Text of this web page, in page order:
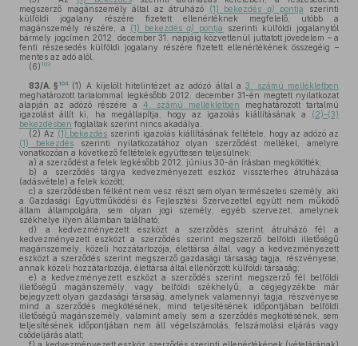
megszerző magánszemély által az átruházó
(1) bekezdés a) pontja
szerinti
külföldi jogalany részére fizetett ellenértéknek megfelelő, utóbb a
magánszemély részére, a
(1) bekezdésa) pontja
szerinti külföldi jogalanytól
bármely jogcímen 2012. december 31. napjáig közvetlenül juttatott jövedelem – a
fenti részesedés külföldi jogalany részére fizetett ellenértékének összegéig –
mentes az adó alól.
(6) 103
83/A. § 104 (1) A kijelölt hitelintézet az adózó által a3. számú mellékletben
meghatározott tartalommal legkésőbb 2012. december 31-én megtett nyilatkozat
alapján az adózó részére a 4. számú mellékletben meghatározott tartalmú
igazolást állít ki, ha megállapítja, hogy az igazolás kiállításának a (2)–(3)
bekezdésben foglaltak szerint nincs akadálya.
(2) Az (1) bekezdés szerinti igazolás kiállításának feltétele, hogy az adózó az
(1) bekezdésszerinti nyilatkozatához olyan szerződést mellékel, amelyre
vonatkozóan a következő feltételek együttesen teljesülnek:
a) a szerződést a felek legkésőbb 2012. június 30-án írásban megkötötték;
b) a szerződés tárgya kedvezményezett eszköz visszterhes átruházása
(adásvétele) a felek között;
c) a szerződésben félként nem vesz részt sem olyan természetes személy, aki
a Gazdasági Együttműködési és Fejlesztési Szervezettel együtt nem működő
állam állampolgára, sem olyan jogi személy, egyéb szervezet, amelynek
székhelye ilyen államban található;
d) a kedvezményezett eszközt a szerződés szerint átruházó fél a
kedvezményezett eszközt a szerződés szerint megszerző belföldi illetőségű
magánszemély, közeli hozzátartozója, élettársa által, vagy a kedvezményezett
eszközt a szerződés szerint megszerző gazdasági társaság tagja, részvényese,
annak közeli hozzátartozója, élettársa által ellenőrzött külföldi társaság;
e) a kedvezményezett eszközt a szerződés szerint megszerző fél belföldi
illetőségű magánszemély, vagy belföldi székhelyű, a cégjegyzékbe már
bejegyzett olyan gazdasági társaság, amelynek valamennyi tagja, részvényese
mind a szerződés megkötésének, mind teljesítésének időpontjában belföldi
illetőségű magánszemély, valamint amely sem a szerződés megkötésének, sem
teljesítésének időpontjában nem áll végelszámolás, felszámolási eljárás vagy
csődeljárás alatt;